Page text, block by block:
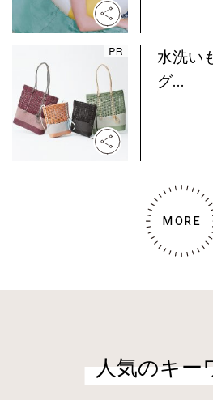
水洗い
グ...
MORE
人気のキー